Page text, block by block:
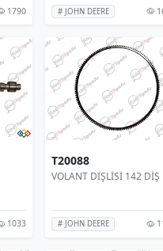
1790 # JOHN DEERE
1033
T20088
VOLANT DİŞLİSİ 142 DİŞ
# JOHN DEERE